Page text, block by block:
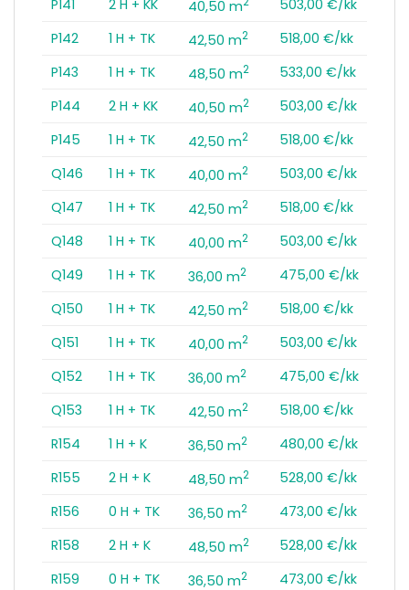
P141
2 H + KK 40,50 m
503,00 €/kk
P142
1 H + TK 42,50 m2
518,00 €/kk
P143
1 H + TK 48,50 m2
533,00 €/kk
P144
2 H + KK 40,50 m2
503,00 €/kk
P145
1 H + TK 42,50 m2
518,00 €/kk
Q146
1 H + TK 40,00 m2
503,00 €/kk
Q147
1 H + TK 42,50 m2
518,00 €/kk
Q148
1 H + TK 40,00 m2
503,00 €/kk
Q149
1 H + TK 36,00 m2
475,00 €/kk
Q150
1 H + TK 42,50 m2
518,00 €/kk
Q151
1 H + TK 40,00 m2
503,00 €/kk
Q152
1 H + TK 36,00 m2
475,00 €/kk
Q153
1 H + TK 42,50 m2
518,00 €/kk
R154
1 H + K 36,50 m2
480,00 €/kk
R155
2 H + K 48,50 m2
528,00 €/kk
R156
0 H + TK 36,50 m2
473,00 €/kk
R158
2 H + K 48,50 m2
528,00 €/kk
R159
0 H + TK 36,50 m2
473,00 €/kk